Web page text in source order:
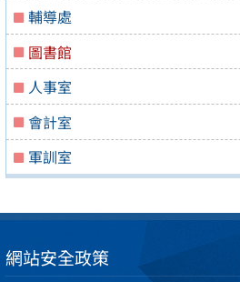
輔導處
圖書館
人事室
會計室
軍訓室
網站安全政策